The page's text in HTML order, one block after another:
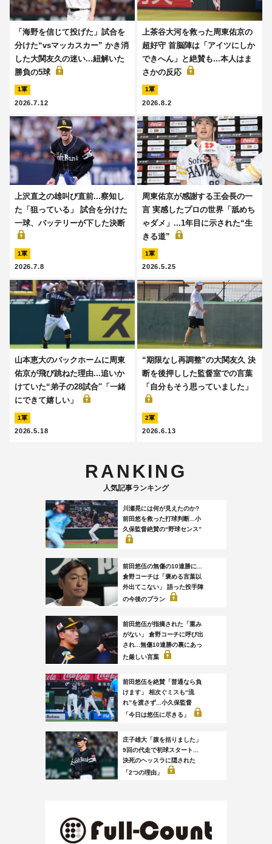
「海野を信じて投げた」試合を
分けた“vsマッカスカー” かき消
した大関友久の迷い...紐解いた
勝負の5球
1軍
2026.7.12
上茶谷大河を救った周東佑京の
超好守 首脳陣は「アイツにしか
できへん」と絶賛も...本人はま
さかの反応
1軍
2026.8.2
上沢直之の雄叫び直前...察知し
た「狙っている」 試合を分けた
一球、バッテリーが下した決断
1軍
2026.7.8
周東佑京が感謝する王会長の一
言 実感したプロの世界「舐めち
ゃダメ」...1年目に示された“生
きる道”
1軍
2026.5.25
山本恵大のバックホームに周東
佑京が飛び跳ねた理由...追いか
けていた“弟子の28試合′′「一緒
にできて嬉しい」
1軍
2026.5.18
“期限なし再調整”の大関友久 決
断を後押しした監督室での言葉
「自分もそう思っていました」
2軍
2026.6.13
RANKING
人気記事ランキング
川瀬晃には何が見えたのか?
前田悠を救った打球判断...小
久保監督絶賛の“野球センス”
前田悠伍の無傷の10連勝に...
倉野コーチは「褒める言葉以
外出てこない」 語った投手陣
の今後のプラン
前田悠伍が指摘された「重み
がない」 倉野コーチに呼び出
され...無傷10連勝の裏にあっ
た厳しい言葉
前田悠伍を絶賛「普通なら負
けます」 相次ぐミスも“流
れ”を渡さず...小久保監督
「今日は悠伍に尽きる」
庄子雄大「腹を括りました」
9回の代走で初球スタート...
決死のヘッスラに隠された
「2つの理由」